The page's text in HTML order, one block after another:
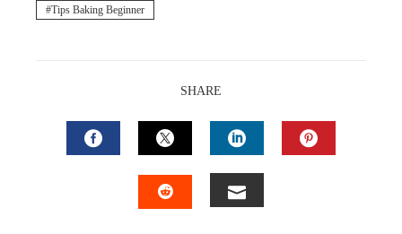
Tips Baking Beginner
SHARE
FACEBOOKTWITTERLINKEDIN